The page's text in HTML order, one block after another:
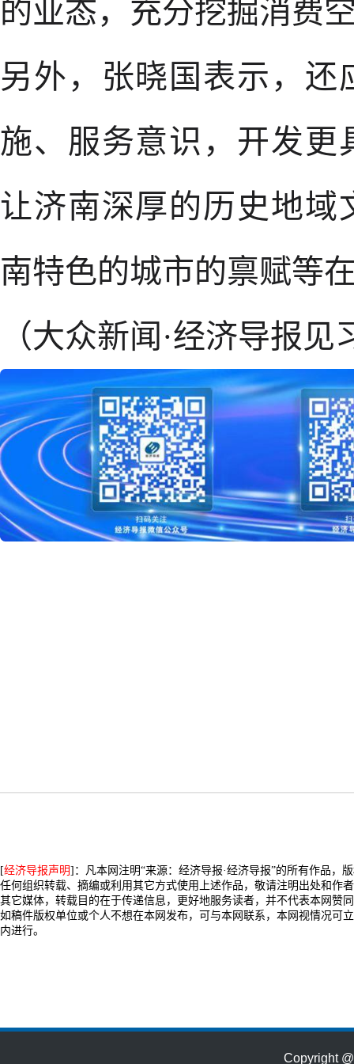
的业态，充分挖掘消费
另外，张晓国表示，
施、服务意识，开发更
让济南深厚的历史地域
南特色的城市的禀赋等
（大众新闻·经济导报
[经济导报声明]：凡本网注明“来源：经济导报·经济导报”的所有作品，
任何组织转载、摘编或利用其它方式使用上述作品，敬请注明出处和作
其它媒体，转载目的在于传递信息，更好地服务读者，并不代表本网赞
如稿件版权单位或个人不想在本网发布，可与本网联系，本网视情况可
内进行。
Copyright